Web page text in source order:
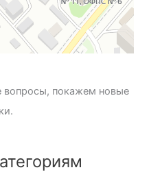
вопросы, покажем новые